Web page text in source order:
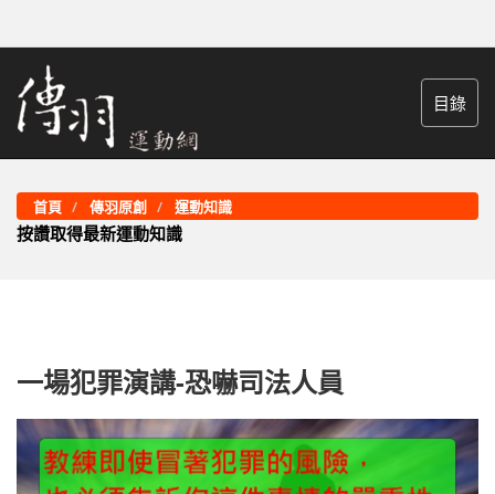
目錄
首頁 傳羽原創 運動知識
按讚取得最新運動知識
一場犯罪演講-恐嚇司法人員